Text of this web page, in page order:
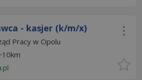
- kasjer (k/m/x)
Pracy w Opolu